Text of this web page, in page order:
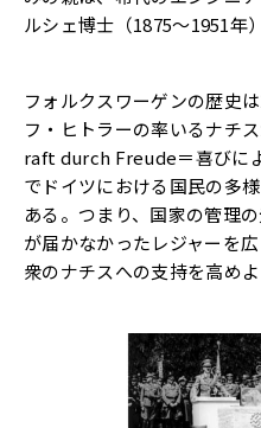
ルシェ博士（1875～1951年
フォルクスワーゲンの歴史
フ・ヒトラーの率いるナチ
raft durch Freude＝喜びに
でドイツにおける国民の多
ある。つまり、国家の管理
が届かなかったレジャーを
衆のナチスへの支持を高めよ